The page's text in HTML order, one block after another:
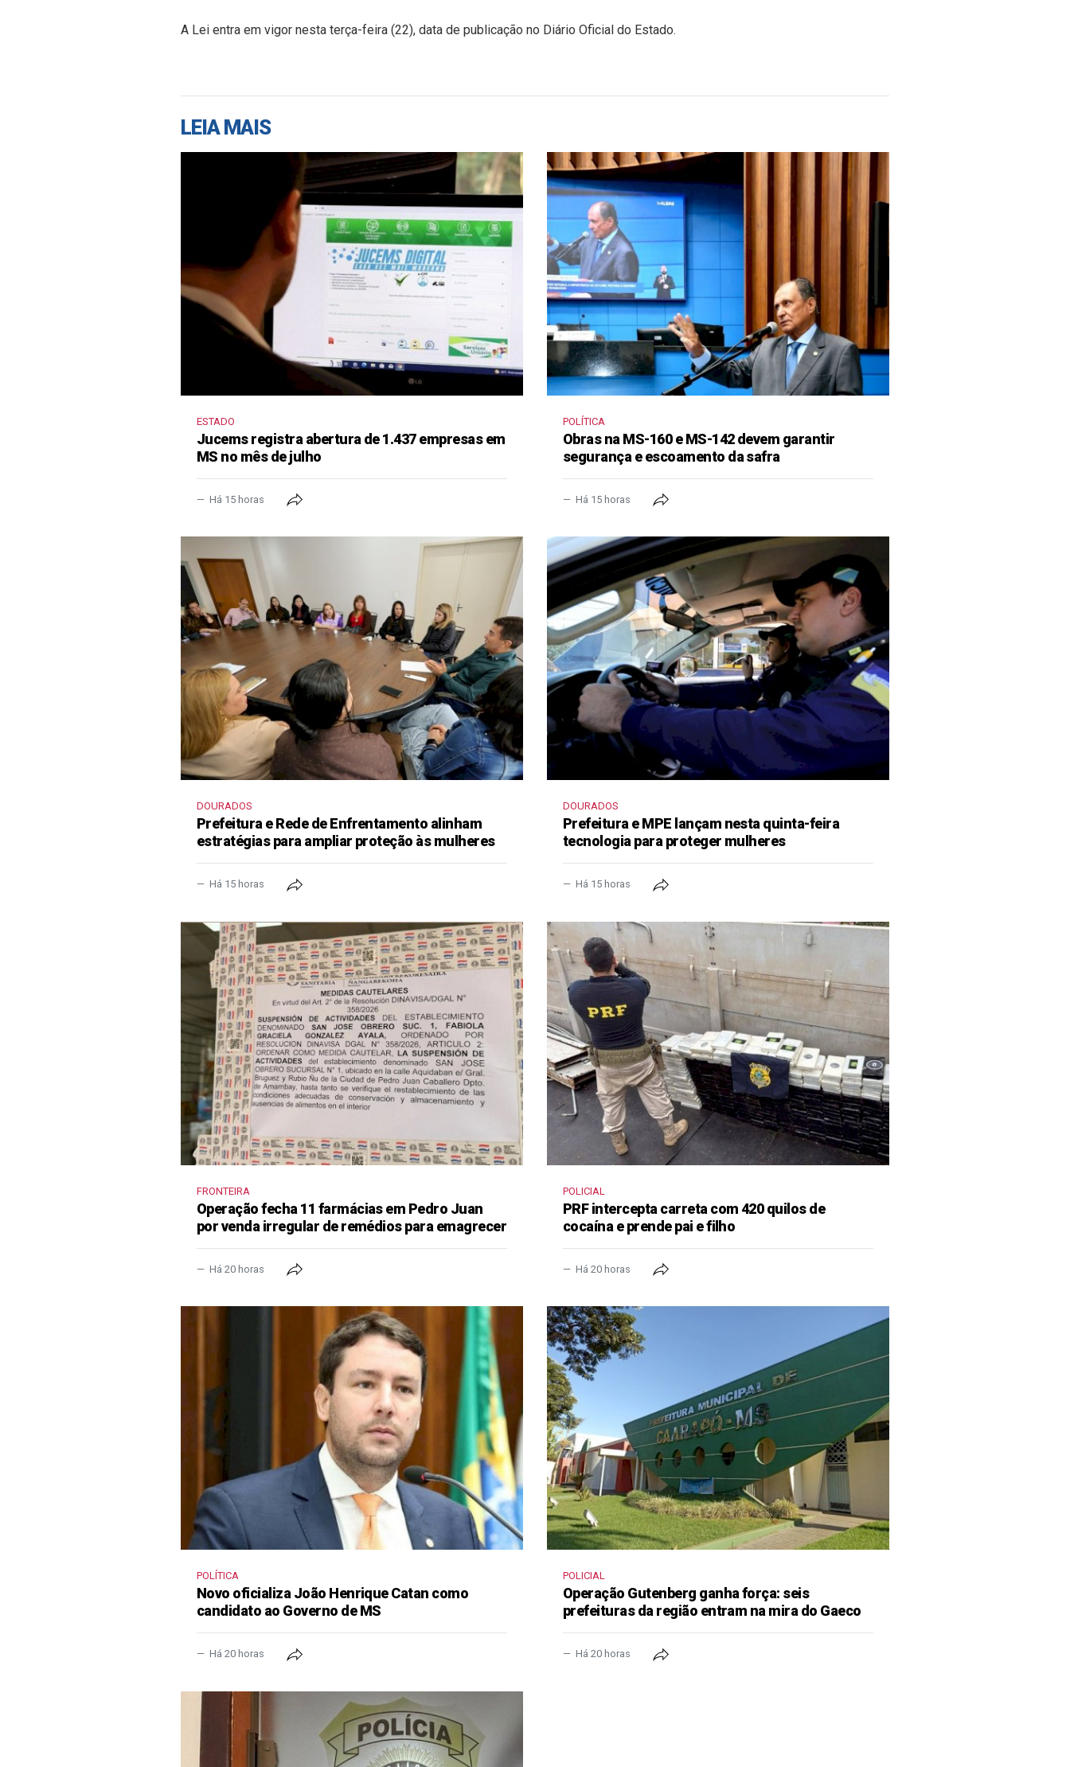
A Lei entra em vigor nesta terça-feira (22), data de publicação no Diário Oficial do Estado.
LEIA MAIS
ESTADO
Jucems registra abertura de 1.437 empresas em
MS no mês de julho
Há 15 horas
POLÍTICA
Obras na MS-160 e MS-142 devem garantir
segurança e escoamento da safra
Há 15 horas
DOURADOS
Prefeitura e Rede de Enfrentamento alinham
estratégias para ampliar proteção às mulheres
Há 15 horas
DOURADOS
Prefeitura e MPE lançam nesta quinta-feira
tecnologia para proteger mulheres
Há 15 horas
FRONTEIRA
Operação fecha 11 farmácias em Pedro Juan
por venda irregular de remédios para emagrecer
Há 20 horas
POLICIAL
PRF intercepta carreta com 420 quilos de
cocaína e prende pai e filho
Há 20 horas
POLÍTICA
Novo oficializa João Henrique Catan como
candidato ao Governo de MS
Há 20 horas
POLICIAL
Operação Gutenberg ganha força: seis
prefeituras da região entram na mira do Gaeco
Há 20 horas